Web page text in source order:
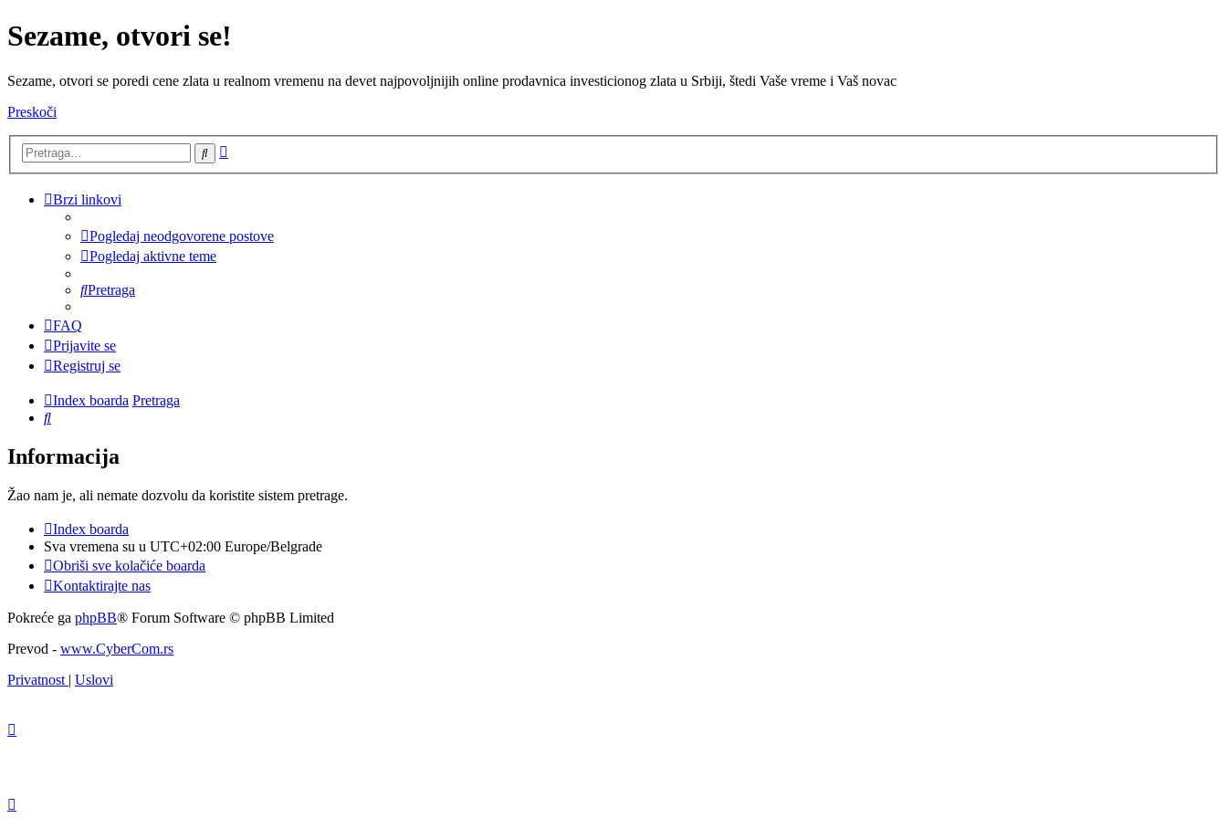
Sezame, otvori se!
Sezame, otvori se poredi cene zlata u realnom vremenu na devet najpovoljnijih online prodavnica investicionog zlata u Srbiji, štedi Vaše vreme i Vaš novac
Preskoči
Pretraga
Brzi linkovi
Pogledaj neodgovorene postove
Pogledaj aktivne teme
Pretraga
FAQ
Prijavite se
Registruj se
Index boarda Pretraga
Pretraga
Informacija
Žao nam je, ali nemate dozvolu da koristite sistem pretrage.
Index boarda
Sva vremena su u UTC+02:00 Europe/Belgrade
Obriši sve kolačiće boarda
Kontaktirajte nas
Pokreće ga phpBB® Forum Software © phpBB Limited
Prevod - www.CyberCom.rs
Privatnost | Uslovi